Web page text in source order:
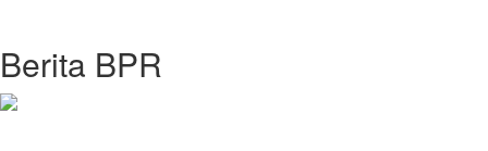
Berita BPR